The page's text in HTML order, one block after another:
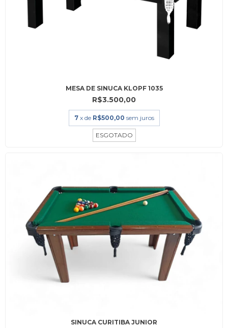
MESA DE SINUCA KLOPF 1035
R$3.500,00
7 x de R$500,00 sem juros
ESGOTADO
SINUCA CURITIBA JUNIOR